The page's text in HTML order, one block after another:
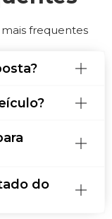
frequentes
do